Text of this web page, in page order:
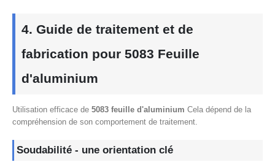
4. Guide de traitement et de
fabrication pour 5083 Feuille
d'aluminium
Utilisation efficace de 5083 feuille d'aluminium Cela dépend de la
compréhension de son comportement de traitement.
Soudabilité - une orientation clé